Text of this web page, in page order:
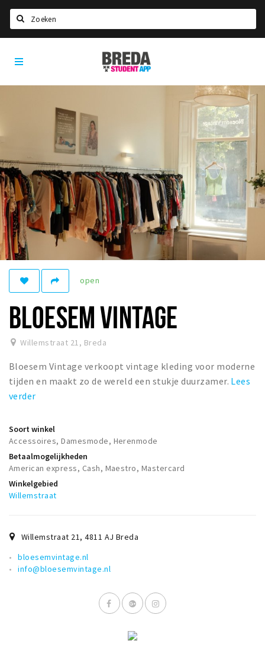
HOME
STUDEREN
Voel je thuis in Breda | GoodMood
Welkom in Breda
Studentenverenigingen
Studentenraad
Studentenroutes
New in town? Check FAQ!
WONEN
Woonruimte
Inschrijven gemeente
Zorgverzekering
Huisarts en eerste hulp
Q&A
KORTING
Breda Student Shop
VRIJE TIJD
Sport
Nieuws
Agenda
Musea, theaters & podia
Uitjes & activiteiten
Breda
Student
open
BLOESEM VINTAGE
Willemstraat 21, Breda
Bloesem Vintage verkoopt vintage kleding voor moderne
tijden en maakt zo de wereld een stukje duurzamer. Lees
verder
Soort winkel
Accessoires, Damesmode, Herenmode
Betaalmogelijkheden
American express, Cash, Maestro, Mastercard
Winkelgebied
Willemstraat
Willemstraat 21,4811 AJ Breda
bloesemvintage.nl
info@bloesemvintage.nl